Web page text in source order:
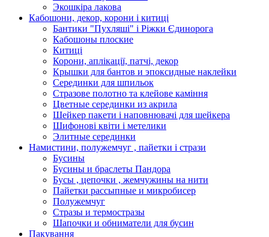
Экошкiра лакова
Кабошони, декор, корони і китиці
Бантики "Пухляші" і Ріжки Єдинорога
Кабошоны плоские
Китиці
Корони, аплікації, патчі, декор
Крышки для бантов и эпоксидные наклейки
Серединки для шпильок
Стразове полотно та клейове каміння
Цветные серединки из акрила
Шейкер пакети і наповнювачі для шейкера
Шифонові квіти і метелики
Элитные серединки
Намистини, полужемчуг , пайетки і стрази
Бусины
Бусины и браслеты Пандора
Бусы , цепочки , жемчужины на нити
Пайетки рассыпные и микробисер
Полужемчуг
Стразы и термостразы
Шапочки и обниматели для бусин
Пакування